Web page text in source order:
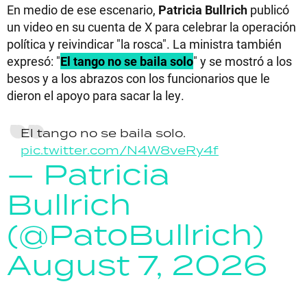
En medio de ese escenario, Patricia Bullrich publicó
un video en su cuenta de X para celebrar la operación
política y reivindicar "la rosca". La ministra también
expresó: "El tango no se baila solo" y se mostró a los
besos y a los abrazos con los funcionarios que le
dieron el apoyo para sacar la ley.
El tango no se baila solo.
pic.twitter.com/N4W8veRy4f
— Patricia
Bullrich
(@PatoBullrich)
August 7, 2026